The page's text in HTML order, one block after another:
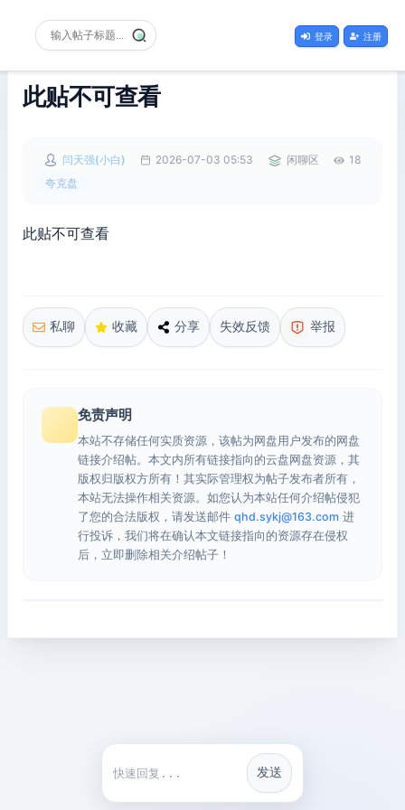
登录 注册
此贴不可查看
闫天强(小白) 2026-07-03 05:53 闲聊区
18
夸克盘
此贴不可查看
私聊 收藏 分享 失效反馈 举报
免责声明
本站不存储任何实质资源，该帖为网盘用户发布的网盘
链接介绍帖。本文内所有链接指向的云盘网盘资源，其
版权归版权方所有！其实际管理权为帖子发布者所有，
本站无法操作相关资源。如您认为本站任何介绍帖侵犯
了您的合法版权，请发送邮件 qhd.sykj@163.com 进
行投诉，我们将在确认本文链接指向的资源存在侵权
后，立即删除相关介绍帖子！
快捷回复
发送